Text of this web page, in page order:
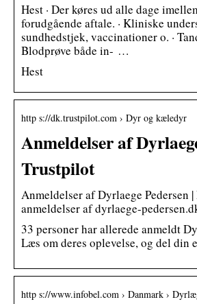
Hest · Der køres ud alle dage
forudgående aftale. · Kliniske
sundhedstjek, vaccinationer o. ·
Blodprøve både in- …
Hest
http s://dk.trustpilot.com › Dyr og kæledyr
Anmeldelser af
Trustpilot
Anmeldelser af Dyrlaege Pedersen
anmeldelser af dyrlaege-
33 personer har allerede anmeldt
Læs om deres oplevelse, og del din
http s://www.infobel.com › Danmark ›